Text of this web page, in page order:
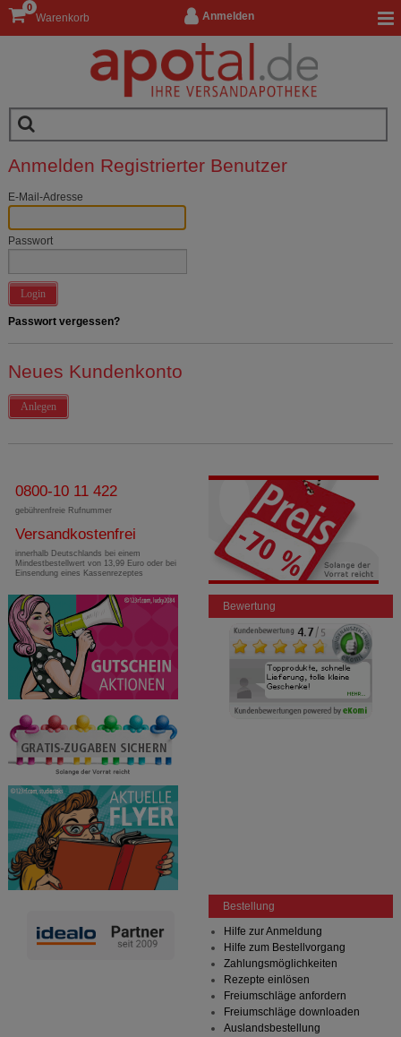
Anmelden
Warenkorb
0
Anmelden Registrierter Benutzer
E-Mail-Adresse
Passwort
Login
Passwort vergessen?
Neues Kundenkonto
Anlegen
0800-10 11 422
gebührenfreie Rufnummer
Versandkostenfrei
innerhalb Deutschlands bei einem
Mindestbestellwert von 13,99 Euro oder bei
Einsendung eines Kassenrezeptes
Bewertung
Bestellung
Hilfe zur Anmeldung
Hilfe zum Bestellvorgang
Zahlungsmöglichkeiten
Rezepte einlösen
Freiumschläge anfordern
Freiumschläge downloaden
Auslandsbestellung